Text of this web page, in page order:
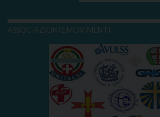
ASSOCIAZIONI E MOVIMENTI